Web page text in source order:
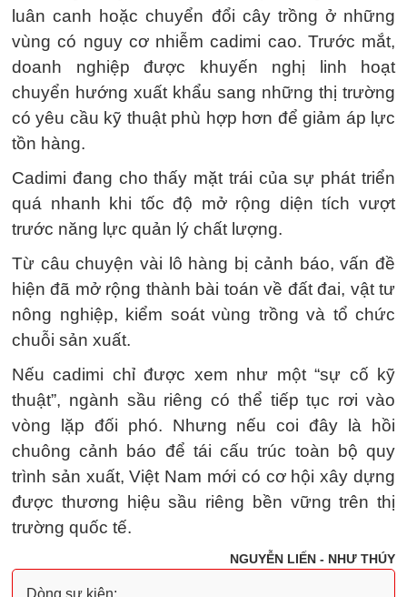
luân canh hoặc chuyển đổi cây trồng ở những
vùng có nguy cơ nhiễm cadimi cao. Trước mắt,
doanh nghiệp được khuyến nghị linh hoạt
chuyển hướng xuất khẩu sang những thị trường
có yêu cầu kỹ thuật phù hợp hơn để giảm áp lực
tồn hàng.
Cadimi đang cho thấy mặt trái của sự phát triển
quá nhanh khi tốc độ mở rộng diện tích vượt
trước năng lực quản lý chất lượng.
Từ câu chuyện vài lô hàng bị cảnh báo, vấn đề
hiện đã mở rộng thành bài toán về đất đai, vật tư
nông nghiệp, kiểm soát vùng trồng và tổ chức
chuỗi sản xuất.
Nếu cadimi chỉ được xem như một “sự cố kỹ
thuật”, ngành sầu riêng có thể tiếp tục rơi vào
vòng lặp đối phó. Nhưng nếu coi đây là hồi
chuông cảnh báo để tái cấu trúc toàn bộ quy
trình sản xuất, Việt Nam mới có cơ hội xây dựng
được thương hiệu sầu riêng bền vững trên thị
trường quốc tế.
NGUYỄN LIẾN - NHƯ THÚY
Dòng sự kiện: